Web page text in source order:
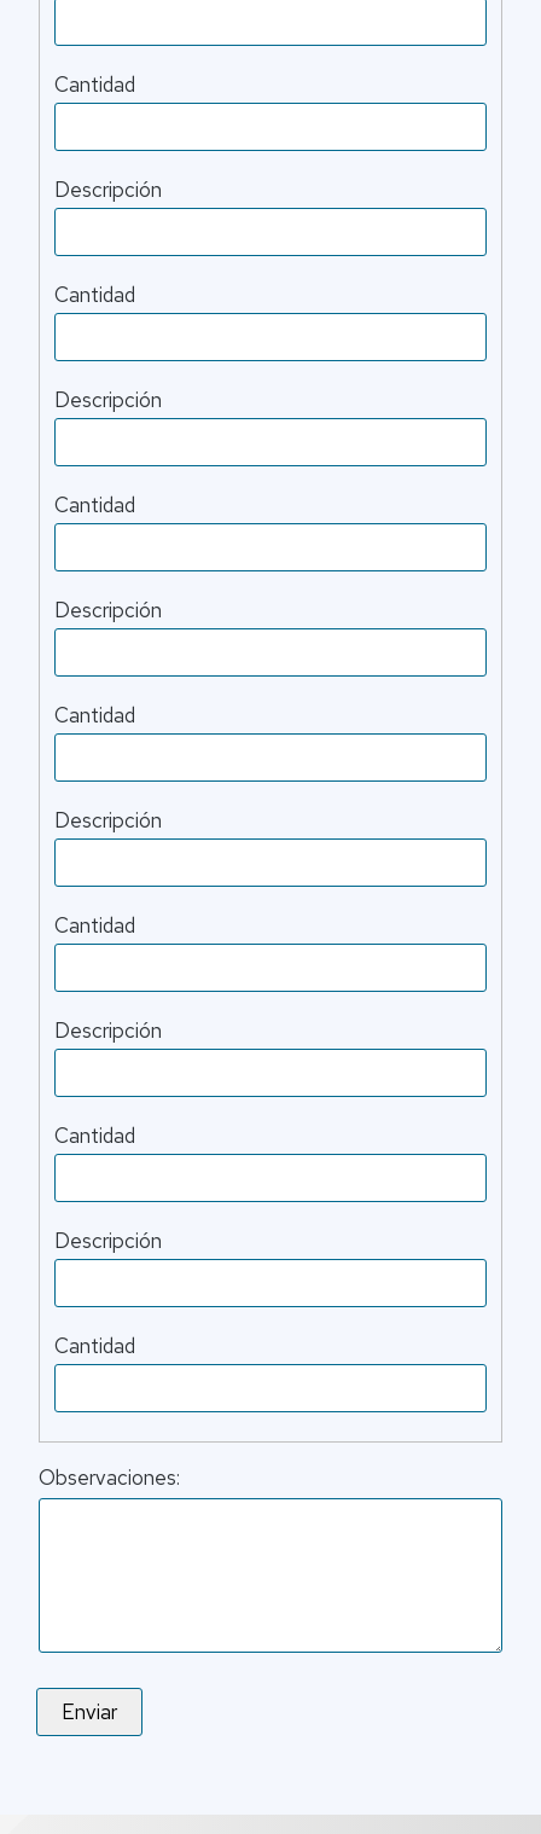
Cantidad
Descripción
Cantidad
Descripción
Cantidad
Descripción
Cantidad
Descripción
Cantidad
Descripción
Cantidad
Descripción
Cantidad
Observaciones: